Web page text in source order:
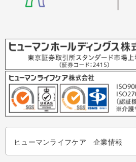
ヒューマンライフケア 企業情報